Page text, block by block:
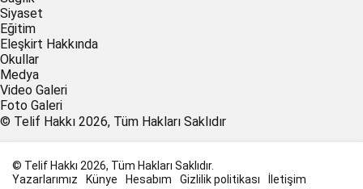
Siyaset
Eğitim
Eleşkirt Hakkında
Okullar
Medya
Video Galeri
Foto Galeri
© Telif Hakkı 2026, Tüm Hakları Saklıdır
© Telif Hakkı 2026, Tüm Hakları Saklıdır.
Yazarlarımız
Künye Hesabım Gizlilik politikası İletişim